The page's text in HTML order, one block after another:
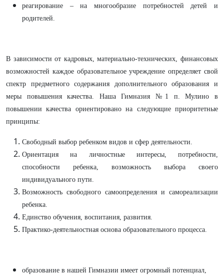
реагирование – на многообразие потребностей детей и
родителей.
В зависимости от кадровых, материально-технических, финансовых
возможностей каждое образовательное учреждение определяет свой
спектр предметного содержания дополнительного образования и
меры повышения качества. Наша Гимназия №1 п. Мулино в
повышении качества ориентировано на следующие приоритетные
принципы:
Свободный выбор ребенком видов и сфер деятельности.
Ориентация на личностные интересы, потребности,
способности ребенка, возможность выбора своего
индивидуального пути.
Возможность свободного самоопределения и самореализации
ребенка.
Единство обучения, воспитания, развития.
Практико-деятельностная основа образовательного процесса.
образование в нашей Гимназии имеет огромный потенциал,